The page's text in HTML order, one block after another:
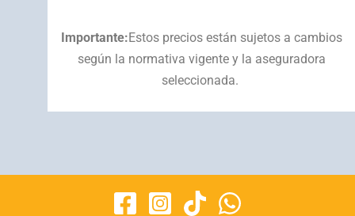
Importante: Estos precios están sujetos a cambios
según la normativa vigente y la aseguradora
seleccionada.